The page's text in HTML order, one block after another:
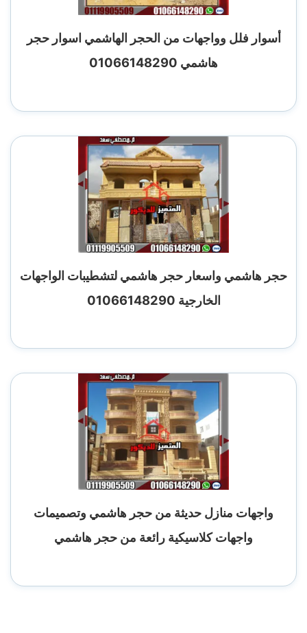
أسوار فلل وواجهات من الحجر الهاشمي اسوار حجر
هاشمي 01066148290
حجر هاشمي واسعار حجر هاشمي لتشطيبات الواجهات
الخارجية 01066148290
واجهات منازل حديثة من حجر هاشمي وتصميمات
واجهات كلاسيكية رائعة من حجر هاشمي